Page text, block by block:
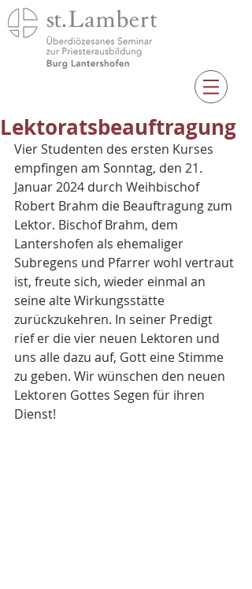
Lektoratsbeauftragung
Vier Studenten des ersten Kurses
empfingen am Sonntag, den 21.
Januar 2024 durch Weihbischof
Robert Brahm die Beauftragung zum
Lektor. Bischof Brahm, dem
Lantershofen als ehemaliger
Subregens und Pfarrer wohl vertraut
ist, freute sich, wieder einmal an
seine alte Wirkungsstätte
zurückzukehren. In seiner Predigt
rief er die vier neuen Lektoren und
uns alle dazu auf, Gott eine Stimme
zu geben. Wir wünschen den neuen
Lektoren Gottes Segen für ihren
Dienst!